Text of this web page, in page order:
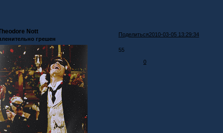
Поделиться2010-03-05 13:29:34
Nott
грешен
55
0